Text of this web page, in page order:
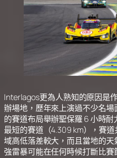
Interlagos更為人熟知的原因是
辦場地，歷年來上演過不少名場
的賽道布局舉辦聖保羅 6 小時
最短的賽道（4.309 km），賽
域高低落差較大，而且當地的天
強雷暴可能在任何時候打斷比賽